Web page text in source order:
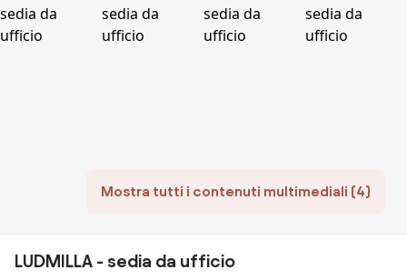
Mostra tutti i contenuti multimediali (4)
LUDMILLA - sedia da ufficio